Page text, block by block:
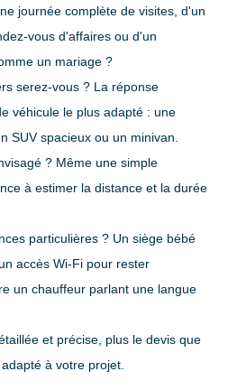
journée complète de visites, d'un
vous d'affaires ou d'un
un mariage ?
serez-vous ? La réponse
véhicule le plus adapté : une
SUV spacieux ou un minivan.
? Même une simple
à estimer la distance et la durée
particulières ? Un siège bébé
accès Wi-Fi pour rester
un chauffeur parlant une langue
et précise, plus le devis que
à votre projet.